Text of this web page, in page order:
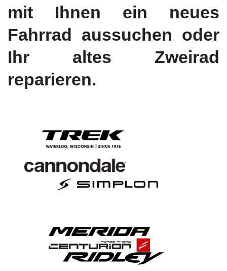
mit Ihnen ein neues
Fahrrad aussuchen oder
Ihr altes Zweirad
reparieren.